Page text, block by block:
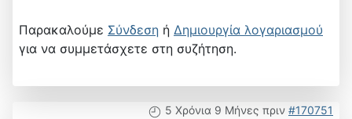
Παρακαλούμε Σύνδεση ή Δημιουργία λογαριασμού
για να συμμετάσχετε στη συζήτηση.
5 Χρόνια 9 Μήνες πριν #170751